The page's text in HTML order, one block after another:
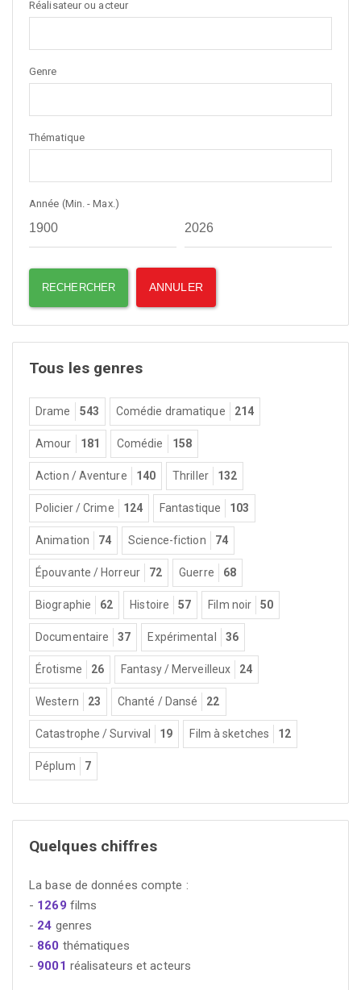
Réalisateur ou acteur
Genre
Thématique
Année (Min. - Max.)
Tous les genres
Drame 543 Comédie dramatique 214
Amour 181 Comédie 158
Action / Aventure 140 Thriller 132
Policier / Crime 124 Fantastique 103
Animation 74 Science-fiction 74
Épouvante / Horreur 72 Guerre 68
Biographie 62 Histoire 57 Film noir 50
Documentaire 37 Expérimental 36
Érotisme 26 Fantasy / Merveilleux 24
Western 23 Chanté / Dansé 22
Catastrophe / Survival 19 Film à sketches 12
Péplum 7
Quelques chiffres
La base de données compte :
- 1269 films
- 24 genres
- 860 thématiques
- 9001 réalisateurs et acteurs